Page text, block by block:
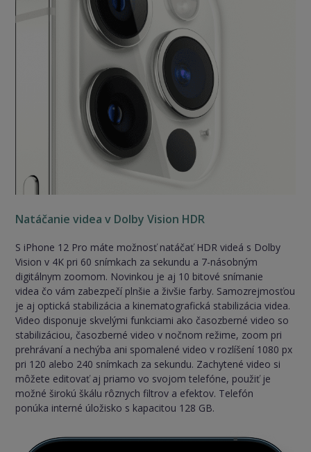
Natáčanie videa v Dolby Vision HDR
S iPhone 12 Pro máte možnosť natáčať HDR videá s Dolby
Vision v 4K pri 60 snímkach za sekundu a 7-násobným
digitálnym zoomom. Novinkou je aj 10 bitové snímanie
videa čo vám zabezpečí plnšie a živšie farby. Samozrejmosťou
je aj optická stabilizácia a kinematografická stabilizácia videa.
Video disponuje skvelými funkciami ako časozberné video so
stabilizáciou, časozberné video v nočnom režime, zoom pri
prehrávaní a nechýba ani spomalené video v rozlíšení 1080 px
pri 120 alebo 240 snímkach za sekundu. Zachytené video si
môžete editovať aj priamo vo svojom telefóne, použiť je
možné širokú škálu rôznych filtrov a efektov. Telefón
ponúka interné úložisko s kapacitou 128 GB.